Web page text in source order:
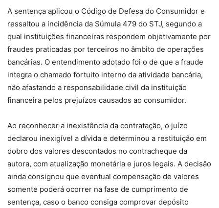
A sentença aplicou o Código de Defesa do Consumidor e
ressaltou a incidência da Súmula 479 do STJ, segundo a
qual instituições financeiras respondem objetivamente por
fraudes praticadas por terceiros no âmbito de operações
bancárias. O entendimento adotado foi o de que a fraude
integra o chamado fortuito interno da atividade bancária,
não afastando a responsabilidade civil da instituição
financeira pelos prejuízos causados ao consumidor.
Ao reconhecer a inexistência da contratação, o juízo
declarou inexigível a dívida e determinou a restituição em
dobro dos valores descontados no contracheque da
autora, com atualização monetária e juros legais. A decisão
ainda consignou que eventual compensação de valores
somente poderá ocorrer na fase de cumprimento de
sentença, caso o banco consiga comprovar depósito